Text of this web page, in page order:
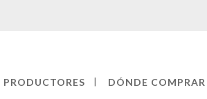
PRODUCTORES DÓNDE COMPRAR